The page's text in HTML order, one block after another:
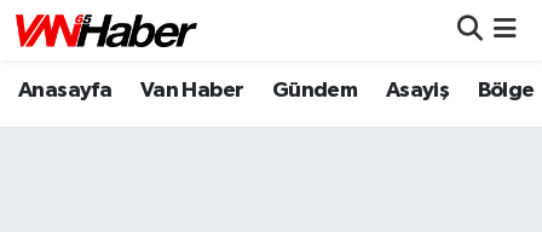
Anasayfa Van Haber Gündem Asayiş Bölge
Nöbetçi Eczaneler